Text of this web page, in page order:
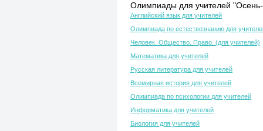
Олимпиады для учителей
Английский язык для учителей
Олимпиада по естествознанию для
Человек. Общество. Право. (для учителей)
Математика для учителей
Русская литература для учителей
Всемирная история для учителей
Олимпиада по психологии для учителей
Информатика для учителей
Биология для учителей